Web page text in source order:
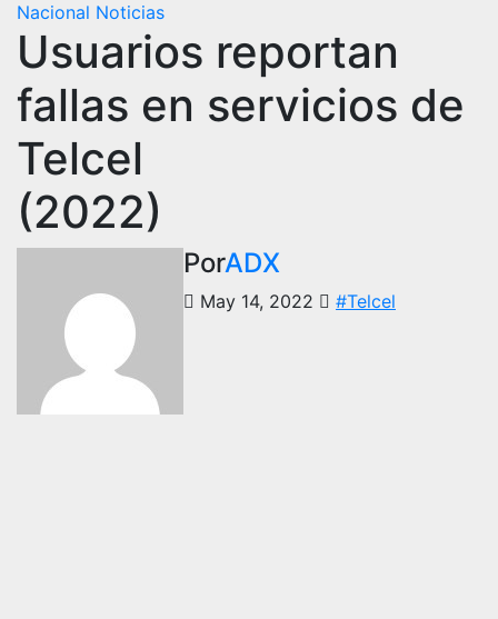
Nacional Noticias
Usuarios reportan
fallas en servicios de
Telcel
(2022)
PorADX
May 14, 2022 #Telcel